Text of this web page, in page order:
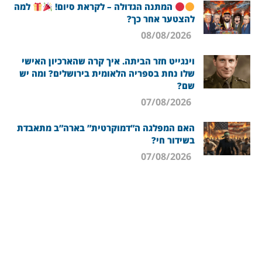
המתנה הגדולה – לקראת סיום!
למה
להצטער אחר כך?
וינגייט חזר הביתה. איך קרה שהארכיון האישי
שלו נחת בספריה הלאומית בירושלים? ומה יש
שם?
האם המפלגה ה”דמוקרטית” בארה”ב מתאבדת
בשידור חי?